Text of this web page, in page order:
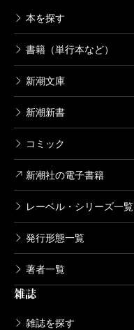
本を探す
書籍（単行本など）
新潮文庫
新潮新書
コミック
新潮社の電子書籍
レーベル・シリーズ一覧
発行形態一覧
著者一覧
雑誌
雑誌を探す